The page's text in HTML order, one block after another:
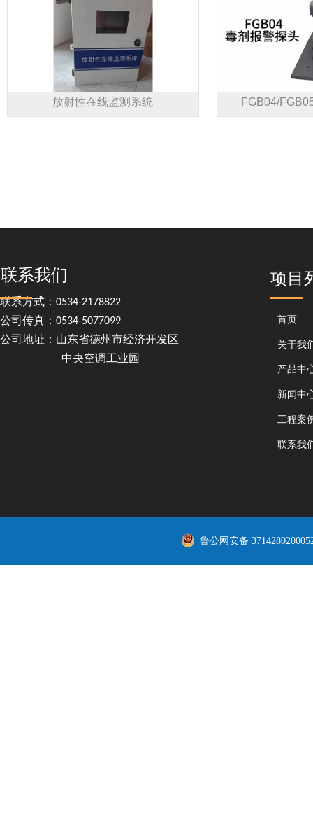
联系方式：0534-2178822
公司传真：0534-5077099
公司地址：山东省德州市经济开发区
中央空调工业园
项目
鲁公网安备
首页
关于我
产品中
新闻中
工程案
联系我
联系我们
放射性在线监测系统 FGB04/